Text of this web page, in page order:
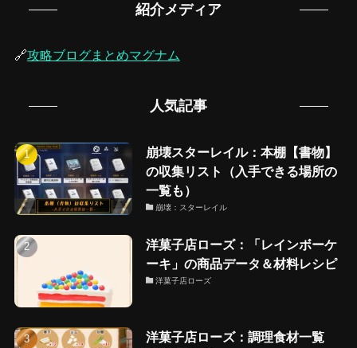
紹介メディア
🔗攻略ブログまとめマグナム
人気記事
崩壊スターレイル：本棚【書物】
の収集リスト（入手できる場所の
一覧も）
崩壊：スターレイル
洋菓子店ローズ：「レインボーケ
ーキ」の商品データ＆材料レシピ
洋菓子店ローズ
洋菓子店ローズ：調理食材一覧